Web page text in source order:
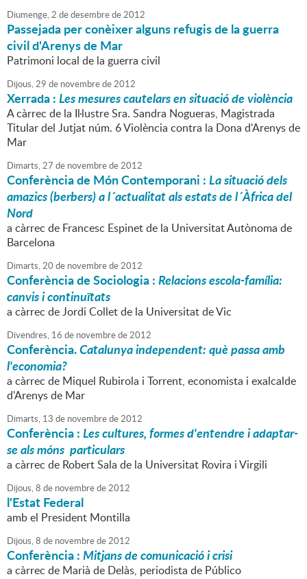
Diumenge,2 dedesembrede2012
Passejada per conèixer alguns refugis de la guerra
civil d'Arenys de Mar
Patrimoni local de la guerra civil
Dijous,29 de novembrede2012
Xerrada :Les mesures cautelars en situació de violència
A càrrec de la Il·lustre Sra. Sandra Nogueras, Magistrada
Titular del Jutjat núm. 6 Violència contra la Dona d'Arenys de
Mar
Dimarts,27 de novembrede2012
Conferència de Món Contemporani :La situació dels
amazics (berbers) a l´actualitat als estats de l´Àfrica del
Nord
a càrrec de Francesc Espinet de la Universitat Autònoma de
Barcelona
Dimarts,20 de novembrede2012
Conferència de Sociologia :Relacions escola-família:
canvis i continuïtats
a càrrec de Jordi Collet de la Universitat de Vic
Divendres, 16 de novembrede2012
Conferència.Catalunya independent: què passa amb
l'economia?
a càrrec de Miquel Rubirola i Torrent, economista i exalcalde
d'Arenys de Mar
Dimarts, 13 de novembrede2012
Conferència :Lescultures, formes d'entendre i adaptar-
se als móns particulars
a càrrec de Robert Sala de la Universitat Rovira i Virgili
Dijous,8 de novembrede2012
l'Estat Federal
amb el President Montilla
Dijous,8 de novembrede2012
Conferència :Mitjans de comunicació i crisi
a càrrec de Marià de Delàs, periodista de Público